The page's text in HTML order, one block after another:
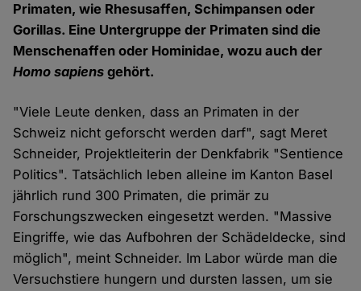
Primaten, wie Rhesusaffen, Schimpansen oder
Gorillas. Eine Untergruppe der Primaten sind die
Menschenaffen oder Hominidae, wozu auch der
Homo sapiens gehört.
"Viele Leute denken, dass an Primaten in der
Schweiz nicht geforscht werden darf", sagt Meret
Schneider, Projektleiterin der Denkfabrik "Sentience
Politics". Tatsächlich leben alleine im Kanton Basel
jährlich rund 300 Primaten, die primär zu
Forschungszwecken eingesetzt werden. "Massive
Eingriffe, wie das Aufbohren der Schädeldecke, sind
möglich", meint Schneider. Im Labor würde man die
Versuchstiere hungern und dursten lassen, um sie